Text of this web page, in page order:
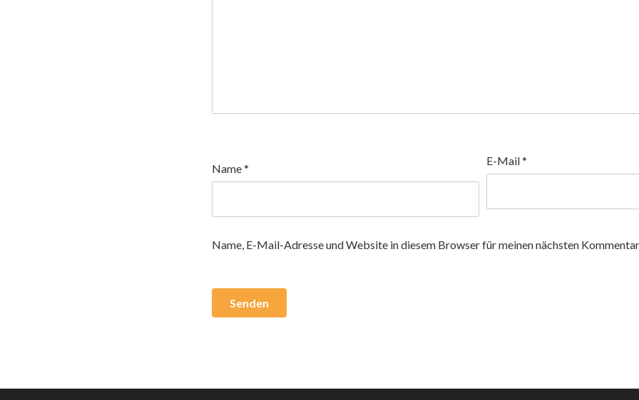
Name*
E-Mail*
Name, E-Mail-Adresse und Website in diesem Browser für meinen nächsten